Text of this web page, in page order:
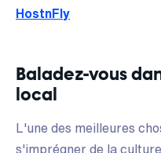
HostnFly
Baladez-vous
local
L'une des meilleures
s'imprégner de la